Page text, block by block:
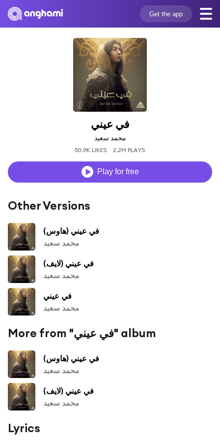
Get the app
في عيني
محمد سعيد
50.9K LIKES 2.2M PLAYS
Play for free
Other Versions
في عيني (هاوس)
محمد سعيد
في عيني (لايف)
محمد سعيد
في عيني
محمد سعيد
More from "في عيني" album
في عيني (هاوس)
محمد سعيد
في عيني (لايف)
محمد سعيد
Lyrics